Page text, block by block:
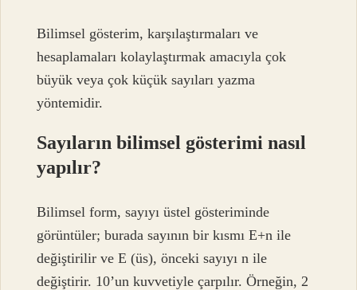
Bilimsel gösterim, karşılaştırmaları ve
hesaplamaları kolaylaştırmak amacıyla çok
büyük veya çok küçük sayıları yazma
yöntemidir.
Sayıların bilimsel gösterimi nasıl
yapılır?
Bilimsel form, sayıyı üstel gösteriminde
görüntüler; burada sayının bir kısmı E+n ile
değiştirilir ve E (üs), önceki sayıyı n ile
değiştirir. 10’un kuvvetiyle çarpılır. Örneğin, 2